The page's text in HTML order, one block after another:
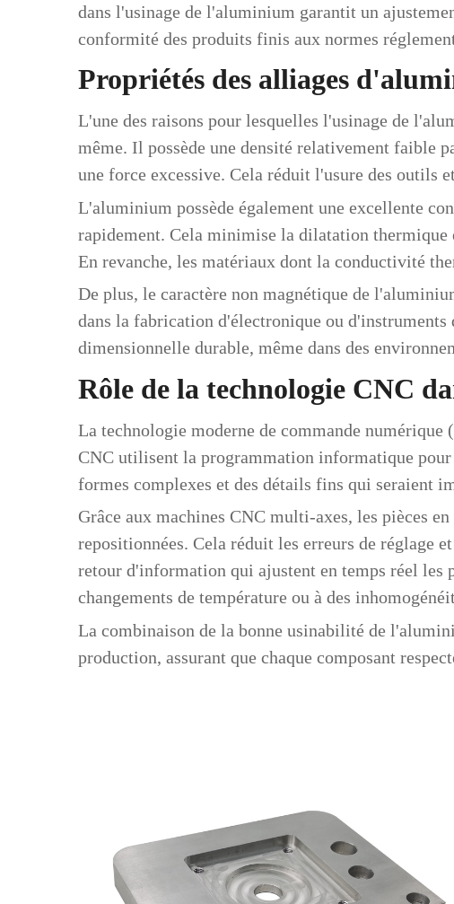
dans l'usinage de l'aluminium garantit un
conformité des produits finis aux normes
Propriétés des alliages
L'une des raisons pour lesquelles l'usinage de
même. Il possède une densité relativement faible
une force excessive. Cela réduit l'usure des outils
L'aluminium possède également une excellente
rapidement. Cela minimise la dilatation thermique
En revanche, les matériaux dont la conductivité
De plus, le caractère non magnétique de
dans la fabrication d'électronique ou d'instruments
dimensionnelle durable, même dans des
Rôle de la technologie CNC
La technologie moderne de commande
CNC utilisent la programmation informatique
formes complexes et des détails fins qui seraient
Grâce aux machines CNC multi-axes, les pièces
repositionnées. Cela réduit les erreurs de réglage
retour d'information qui ajustent en temps réel les
changements de température ou à des
La combinaison de la bonne usinabilité de
production, assurant que chaque composant